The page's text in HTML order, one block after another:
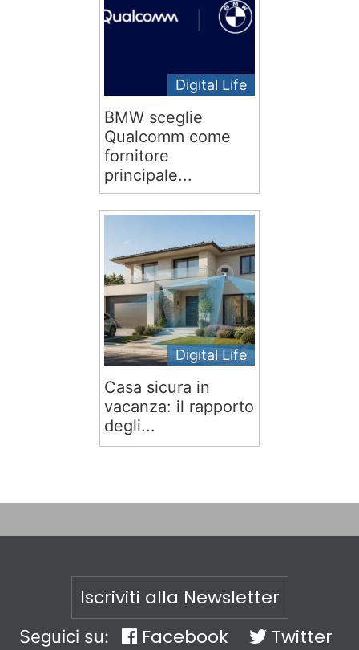
Digital Life
BMW sceglie
Qualcomm come
fornitore
principale...
Digital Life
Casa sicura in
vacanza: il rapporto
degli...
Iscriviti alla Newsletter
Seguici su: Facebook
Twitter